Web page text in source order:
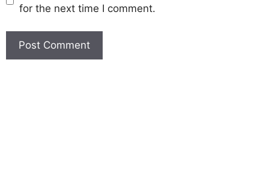
for the next time I comment.